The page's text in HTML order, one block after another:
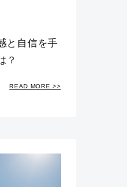
と自信を手
？
READ MORE >>